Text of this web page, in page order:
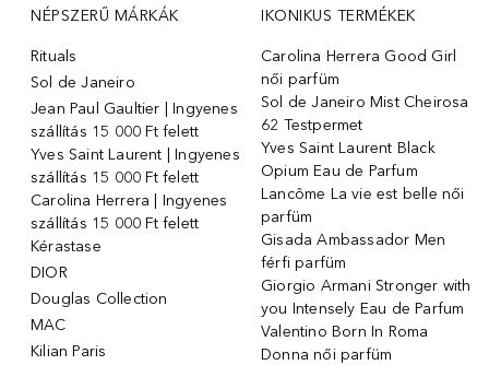
NÉPSZERŰ MÁRKÁK
Rituals
Sol de Janeiro
Jean Paul Gaultier | Ingyenes
szállítás 15 000 Ft felett
Yves Saint Laurent | Ingyenes
szállítás 15 000 Ft felett
Carolina Herrera | Ingyenes
szállítás 15 000 Ft felett
Kérastase
DIOR
Douglas Collection
MAC
Kilian Paris
IKONIKUS TERMÉKEK
Carolina Herrera Good Girl
női parfüm
Sol de Janeiro Mist Cheirosa
62 Testpermet
Yves Saint Laurent Black
Opium Eau de Parfum
Lancôme La vie est belle női
parfüm
Gisada Ambassador Men
férfi parfüm
Giorgio Armani Stronger with
you Intensely Eau de Parfum
Valentino Born In Roma
Donna női parfüm